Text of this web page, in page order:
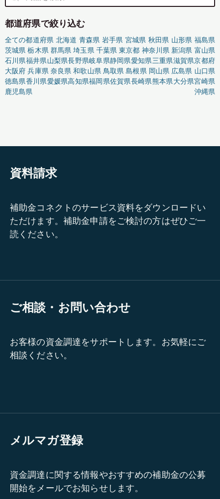
都道府県で絞り込む
全ての都道府県 北海道 青森県 岩手県 宮城県 秋田県 山形県 福島県
茨城県 栃木県 群馬県 埼玉県 千葉県 東京都 神奈川県 新潟県 富山県
石川県福井県山梨県長野県岐阜県静岡県愛知県三重県滋賀県京都府
大阪府 兵庫県 奈良県 和歌山県 鳥取県 島根県 岡山県 広島県 山口県
徳島県香川県愛媛県高知県福岡県佐賀県長崎県熊本県大分県宮崎県
鹿児島県
沖縄県
資料請求
補助金コネクトのサービス資料をダウンロードい
ただけます。補助金申請をご検討の方はぜひご一
読ください。
ご相談・お問い合わせ
お客様の資金調達をサポートします。お気軽にご
相談ください。
メルマガ登録
資金調達に関する情報やおすすめの補助金の公募
開始をメールでお知らせします。